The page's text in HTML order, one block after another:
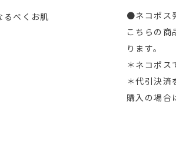
るべくお肌
●ネコポス
こちらの商
ります。
＊ネコポス
＊代引決済
購入の場合